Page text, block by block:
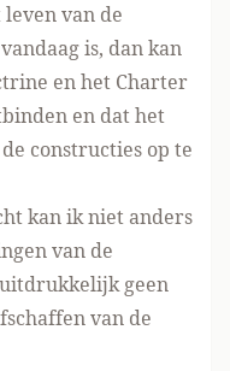
van de
is, dan kan
en het Charter
en dat het
constructies op te
kan ik niet anders
van de
geen
van de